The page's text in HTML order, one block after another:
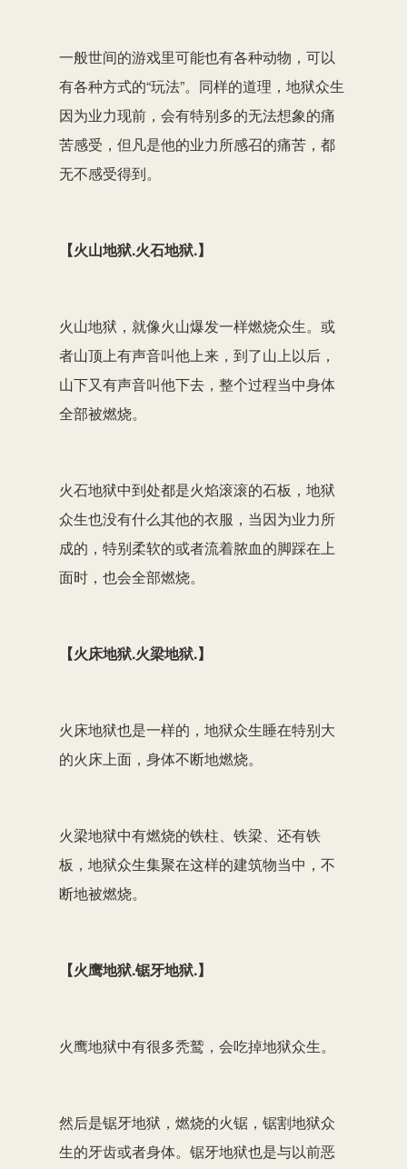
一般世间的游戏里可能也有各种动物，可以
有各种方式的“玩法”。同样的道理，地狱众生
因为业力现前，会有特别多的无法想象的痛
苦感受，但凡是他的业力所感召的痛苦，都
无不感受得到。
【火山地狱.火石地狱.】
火山地狱，就像火山爆发一样燃烧众生。或
者山顶上有声音叫他上来，到了山上以后，
山下又有声音叫他下去，整个过程当中身体
全部被燃烧。
火石地狱中到处都是火焰滚滚的石板，地狱
众生也没有什么其他的衣服，当因为业力所
成的，特别柔软的或者流着脓血的脚踩在上
面时，也会全部燃烧。
【火床地狱.火梁地狱.】
火床地狱也是一样的，地狱众生睡在特别大
的火床上面，身体不断地燃烧。
火梁地狱中有燃烧的铁柱、铁梁、还有铁
板，地狱众生集聚在这样的建筑物当中，不
断地被燃烧。
【火鹰地狱.锯牙地狱.】
火鹰地狱中有很多秃鹫，会吃掉地狱众生。
然后是锯牙地狱，燃烧的火锯，锯割地狱众
生的牙齿或者身体。锯牙地狱也是与以前恶